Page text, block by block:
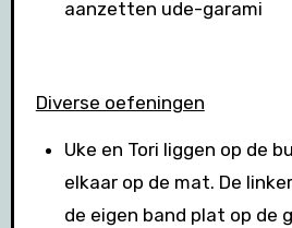
aanzetten ude-garami
Diverse oefeningen
Uke en Tori liggen op de
elkaar op de mat. De
de eigen band plat op de